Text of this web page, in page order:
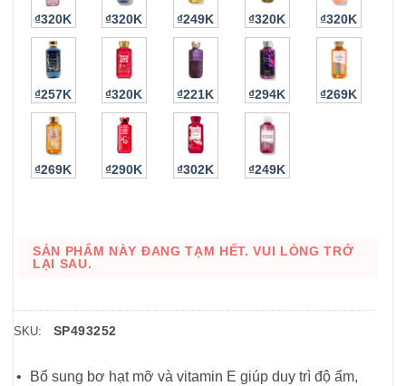
₫320K ₫320K ₫249K ₫320K ₫320K
₫257K ₫320K ₫221K ₫294K ₫269K
₫269K ₫290K ₫302K ₫249K
SẢN PHẨM NÀY ĐANG TẠM HẾT. VUI LÒNG TRỞ
LẠI SAU.
SKU: SP493252
Bổ sung bơ hạt mỡ và vitamin E giúp duy trì độ ẩm,